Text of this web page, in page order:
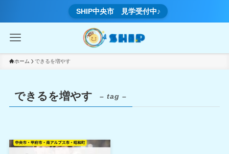
SHIP中央市 見学受付中♪
ホーム できるを増やす
できるを増やす – tag –